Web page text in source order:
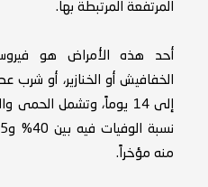
المرتفعة المرتبطة بها.
أحد هذه الأمراض هو فيروس
إلى 14 يوماً، وتشمل
منه مؤخراً.